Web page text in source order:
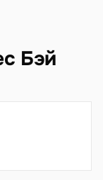
Бэй